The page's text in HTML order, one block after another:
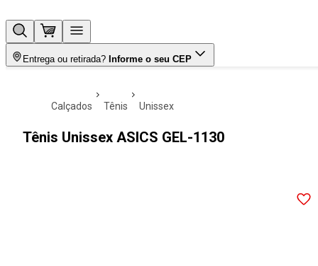
Entrega ou retirada? Informe o seu CEP
calçados tênis unissex
Tênis Unissex ASICS GEL-1130